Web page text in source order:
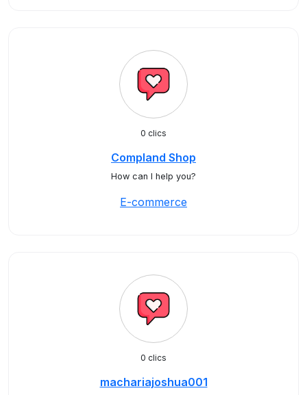
0 clics
Compland Shop
How can I help you?
E-commerce
0 clics
machariajoshua001